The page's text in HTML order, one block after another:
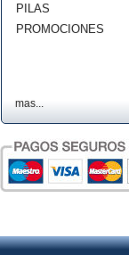
PILAS
PROMOCIONES
mas...